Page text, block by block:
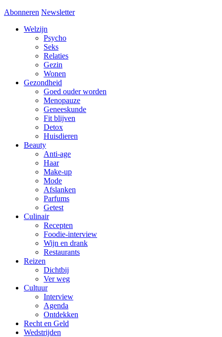
Abonneren Newsletter
Welzijn
Psycho
Seks
Relaties
Gezin
Wonen
Gezondheid
Goed ouder worden
Menopauze
Geneeskunde
Fit blijven
Detox
Huisdieren
Beauty
Anti-age
Haar
Make-up
Mode
Afslanken
Parfums
Getest
Culinair
Recepten
Foodie-interview
Wijn en drank
Restaurants
Reizen
Dichtbij
Ver weg
Cultuur
Interview
Agenda
Ontdekken
Recht en Geld
Wedstrijden